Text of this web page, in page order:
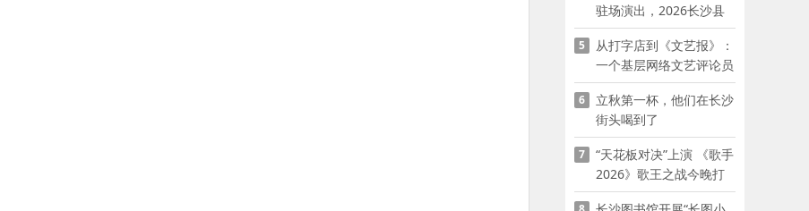
驻场演出，2026长沙县
夜市嘉年华启幕
5
从打字店到《文艺报》：
一个基层网络文艺评论员
的突围
6
立秋第一杯，他们在长沙
街头喝到了
7
“天花板对决”上演 《歌手
2026》歌王之战今晚打
响